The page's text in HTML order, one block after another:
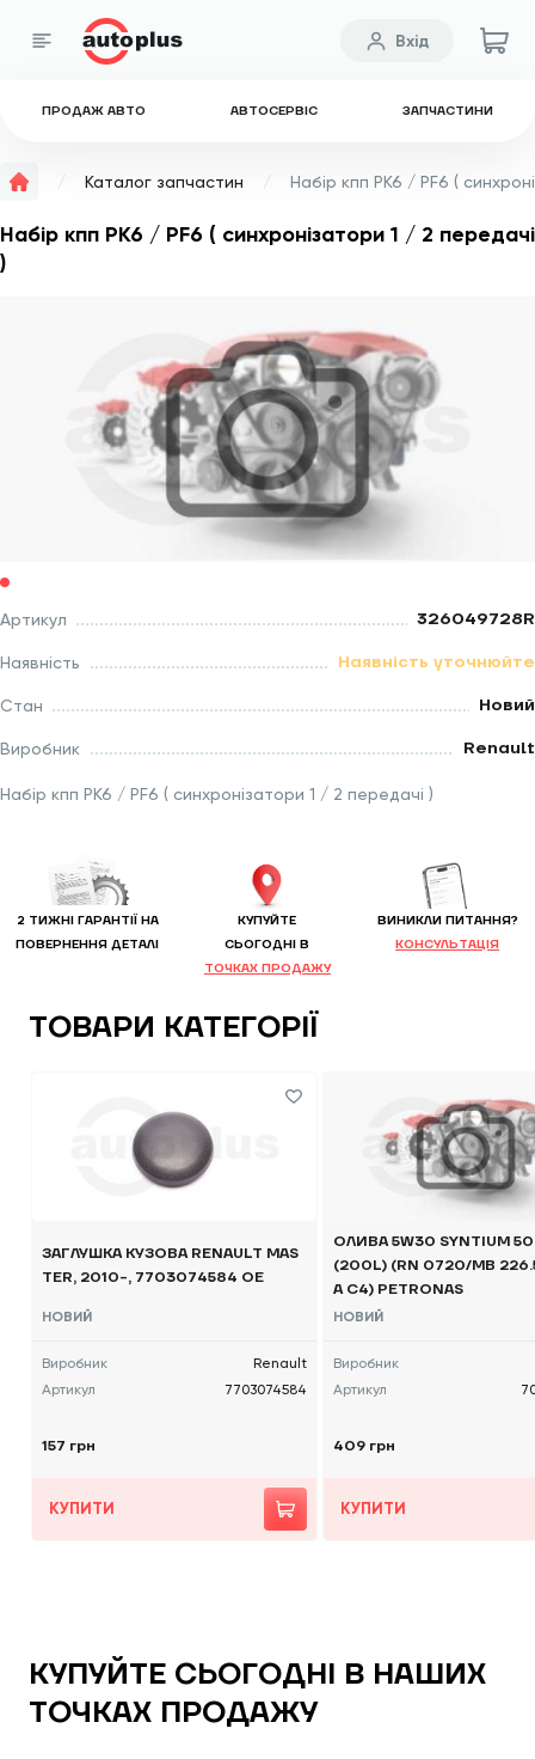
ПРОДАЖ АВТО АВТОСЕРВІС ЗАПЧАСТИНИ
Вхід
Каталог запчастин
Набір кпп PK6 / PF6 ( синхронізатори 1 / 2 передачі
)
Набір кпп PK6 / PF6 ( синхронізатори 1 / 2 передачі )
Артикул 326049728R
Наявність Наявність уточнюйте
Стан Новий
Виробник Renault
2 ТИЖНІ ГАРАНТІЇ НА
ПОВЕРНЕННЯ ДЕТАЛІ
КУПУЙТЕ
CЬОГОДНІ В
ТОЧКАХ ПРОДАЖУ
ВИНИКЛИ ПИТАННЯ?
КОНСУЛЬТАЦІЯ
ТОВАРИ КАТЕГОРІЇ
ЗАГЛУШКА КУЗОВА RENAULT MAS
TER, 2010-, 7703074584 OE
НОВИЙ
Виробник
Renault
Артикул
7703074584
157 грн
КУПИТИ
ОЛИВА 5W30 SYNTIUM
(200L) (RN 0720/MB
A C4) PETRONAS
НОВИЙ
Виробник
Артикул
409 грн
КУПИТИ
КУПУЙТЕ СЬОГОДНІ В НАШИХ
ТОЧКАХ ПРОДАЖУ